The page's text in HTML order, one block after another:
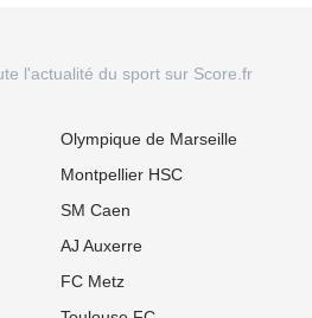
l'actualité du sport sur Score.fr
Olympique de Marseille
Montpellier HSC
SM Caen
AJ Auxerre
FC Metz